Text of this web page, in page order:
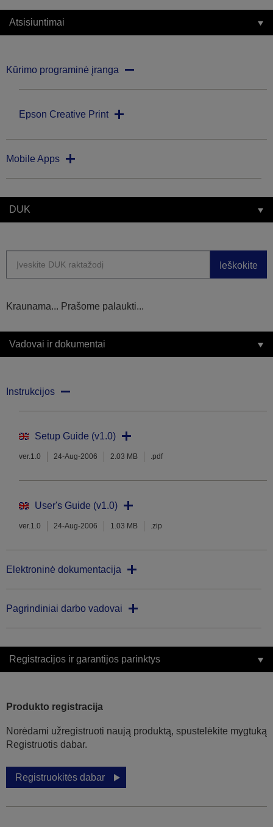
Atsisiuntimai
Kūrimo programinė įranga
Epson Creative Print
Mobile Apps
DUK
Ieškokite
Kraunama... Prašome palaukti...
Vadovai ir dokumentai
Instrukcijos
Setup Guide (v1.0)
ver.1.0 24-Aug-2006 2.03 MB .pdf
User's Guide (v1.0)
ver.1.0 24-Aug-2006 1.03 MB .zip
Elektroninė dokumentacija
Pagrindiniai darbo vadovai
Registracijos ir garantijos parinktys
Produkto registracija
Norėdami užregistruoti naują produktą, spustelėkite mygtuką
Registruotis dabar.
Registruokitės dabar